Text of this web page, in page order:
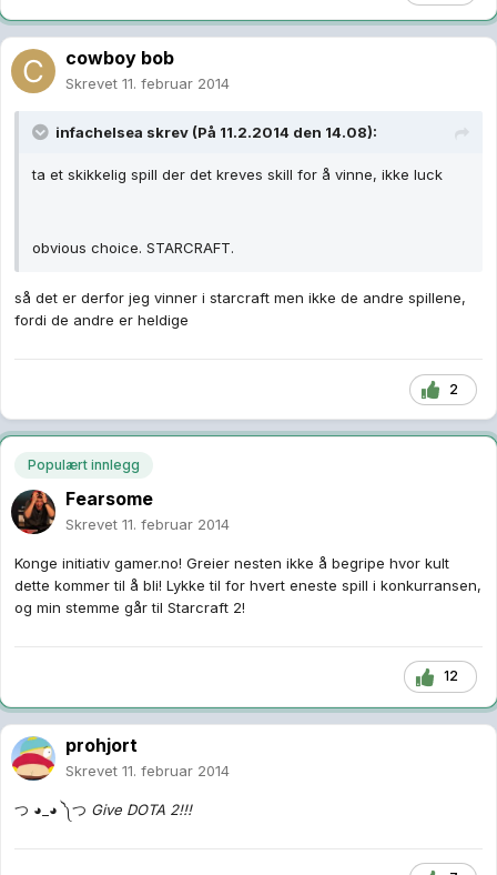
cowboy bob
Skrevet 11. februar 2014
infachelsea skrev (På 11.2.2014 den 14.08):
ta et skikkelig spill der det kreves skill for å vinne, ikke luck
obvious choice. STARCRAFT.
så det er derfor jeg vinner i starcraft men ikke de andre spillene,
fordi de andre er heldige
2
Populært innlegg
Fearsome
Skrevet 11. februar 2014
Konge initiativ gamer.no! Greier nesten ikke å begripe hvor kult
dette kommer til å bli! Lykke til for hvert eneste spill i konkurransen,
og min stemme går til Starcraft 2!
12
prohjort
Skrevet 11. februar 2014
つ ◕_◕ ༽つ Give DOTA 2!!!